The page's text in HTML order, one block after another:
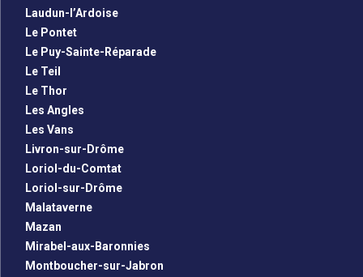
Laudun-l’Ardoise
Le Pontet
Le Puy-Sainte-Réparade
Le Teil
Le Thor
Les Angles
Les Vans
Livron-sur-Drôme
Loriol-du-Comtat
Loriol-sur-Drôme
Malataverne
Mazan
Mirabel-aux-Baronnies
Montboucher-sur-Jabron